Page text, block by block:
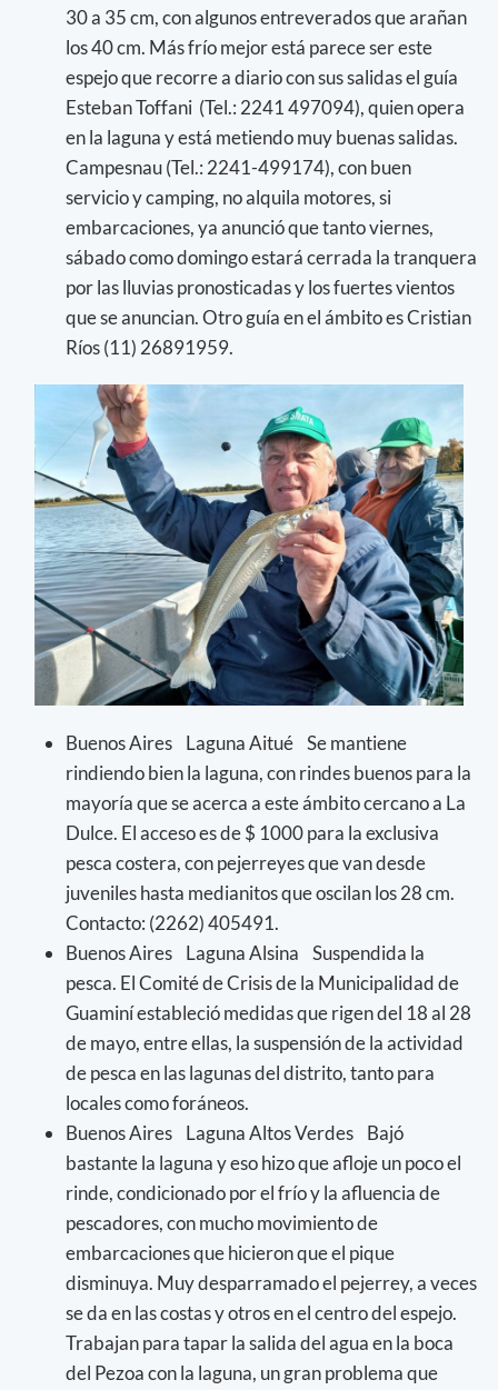
30 a 35 cm, con algunos entreverados que arañan
los 40 cm. Más frío mejor está parece ser este
espejo que recorre a diario con sus salidas el guía
Esteban Toffani (Tel.: 2241 497094), quien opera
en la laguna y está metiendo muy buenas salidas.
Campesnau (Tel.: 2241-499174), con buen
servicio y camping, no alquila motores, si
embarcaciones, ya anunció que tanto viernes,
sábado como domingo estará cerrada la tranquera
por las lluvias pronosticadas y los fuertes vientos
que se anuncian. Otro guía en el ámbito es Cristian
Ríos (11) 26891959.
Buenos Aires Laguna Aitué Se mantiene
rindiendo bien la laguna, con rindes buenos para la
mayoría que se acerca a este ámbito cercano a La
Dulce. El acceso es de $ 1000 para la exclusiva
pesca costera, con pejerreyes que van desde
juveniles hasta medianitos que oscilan los 28 cm.
Contacto: (2262) 405491.
Buenos Aires Laguna Alsina Suspendida la
pesca. El Comité de Crisis de la Municipalidad de
Guaminí estableció medidas que rigen del 18 al 28
de mayo, entre ellas, la suspensión de la actividad
de pesca en las lagunas del distrito, tanto para
locales como foráneos.
Buenos Aires Laguna Altos Verdes Bajó
bastante la laguna y eso hizo que afloje un poco el
rinde, condicionado por el frío y la afluencia de
pescadores, con mucho movimiento de
embarcaciones que hicieron que el pique
disminuya. Muy desparramado el pejerrey, a veces
se da en las costas y otros en el centro del espejo.
Trabajan para tapar la salida del agua en la boca
del Pezoa con la laguna, un gran problema que